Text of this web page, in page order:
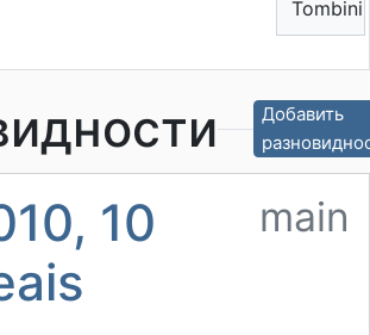
Tombini
Добавить
10
main